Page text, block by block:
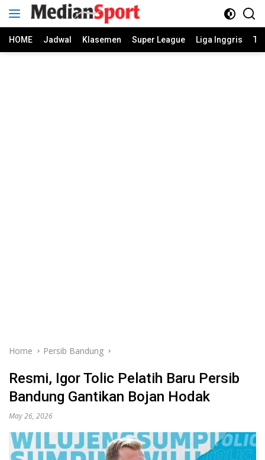
HOME Jadwal Klasemen Super League Liga Inggris
Home Persib Bandung
Resmi, Igor Tolic Pelatih Baru Persib
Bandung Gantikan Bojan Hodak
May 26, 2026